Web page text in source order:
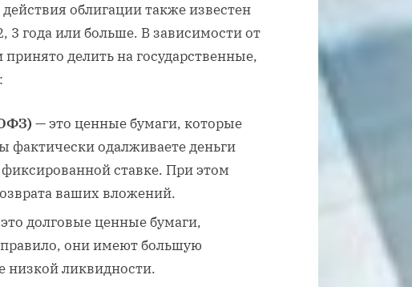
облигации также известен
3 года или больше. В зависимости от
делить на государственные,
— это ценные бумаги, которые
одалживаете деньги
фиксированной ставке. При этом
ваших вложений.
долговые ценные бумаги,
они имеют большую
низкой ликвидности.